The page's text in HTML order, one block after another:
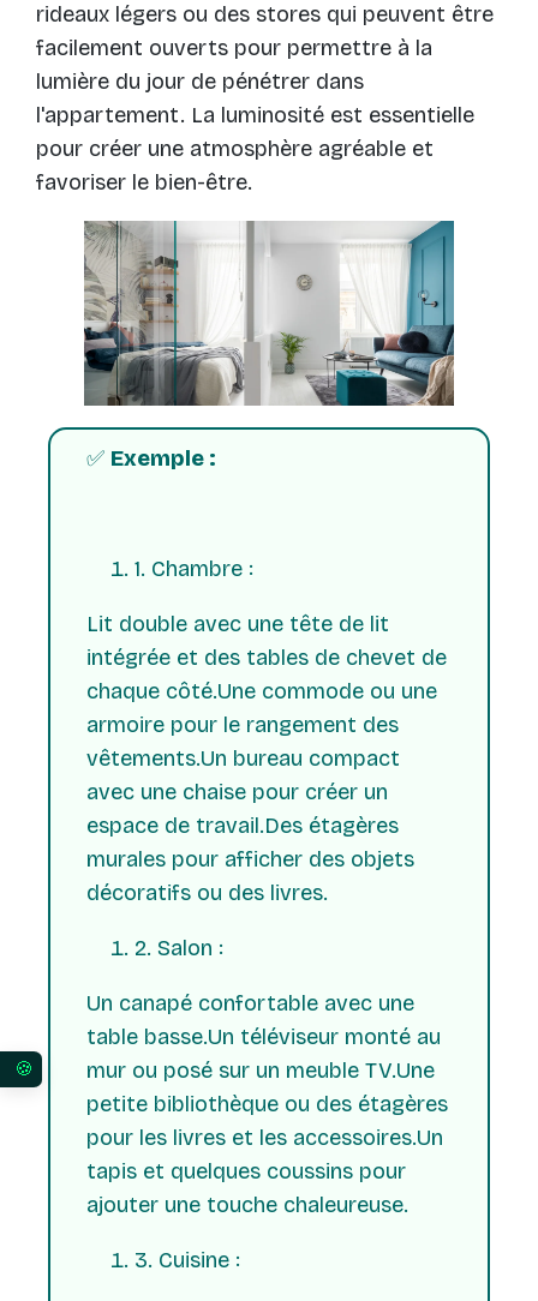
rideaux légers ou des stores qui peuvent être
facilement ouverts pour permettre à la
lumière du jour de pénétrer dans
l'appartement. La luminosité est essentielle
pour créer une atmosphère agréable et
favoriser le bien-être.
✅ Exemple :
1. Chambre :
Lit double avec une tête de lit
intégrée et des tables de chevet de
chaque côté.Une commode ou une
armoire pour le rangement des
vêtements.Un bureau compact
avec une chaise pour créer un
espace de travail.Des étagères
murales pour afficher des objets
décoratifs ou des livres.
2. Salon :
Un canapé confortable avec une
table basse.Un téléviseur monté au
mur ou posé sur un meuble TV.Une
petite bibliothèque ou des étagères
pour les livres et les accessoires.Un
tapis et quelques coussins pour
ajouter une touche chaleureuse.
3. Cuisine :
Vos préférences en matière de consentement